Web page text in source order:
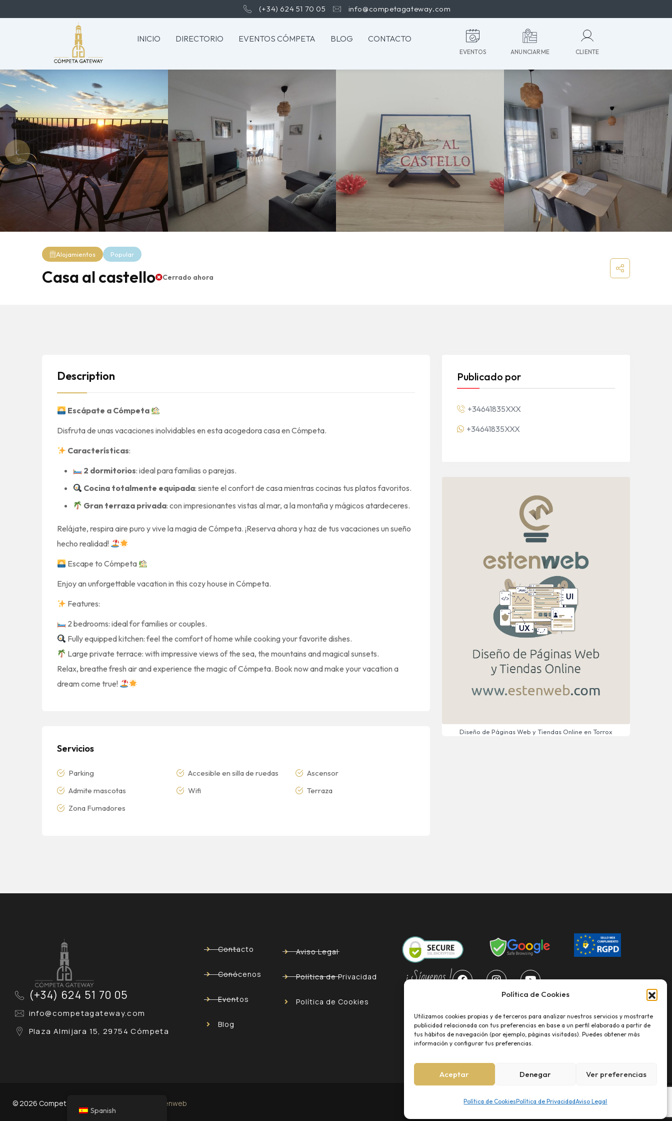
Política de Cookies
Utilizamos cookies propias y de terceros para analizar nuestros servicios y mostrarte
publicidad relacionada con tus preferencias en base a un perfil elaborado a partir de
tus hábitos de navegación (por ejemplo, páginas visitadas). Puedes obtener más
información y configurar tus preferencias.
Aceptar Denegar Ver preferencias
Política de CookiesPolítica de PrivacidadAviso Legal
(+34) 624 51 70 05 info@competagateway.com
INICIO DIRECTORIO EVENTOS CÓMPETA BLOG CONTACTO
EVENTOS ANUNCIARME CLIENTE
Alojamientos Popular
Casa al castello Cerrado ahora
Description
Escápate a Cómpeta
Disfruta de unas vacaciones inolvidables en esta acogedora casa en Cómpeta.
Características:
2 dormitorios: ideal para familias o parejas.
Cocina totalmente equipada: siente el confort de casa mientras cocinas tus platos favoritos.
Gran terraza privada: con impresionantes vistas al mar, a la montaña y mágicos atardeceres.
Relájate, respira aire puro y vive la magia de Cómpeta. ¡Reserva ahora y haz de tus vacaciones un sueño
hecho realidad!
Escape to Cómpeta
Enjoy an unforgettable vacation in this cozy house in Cómpeta.
Features:
2 bedrooms: ideal for families or couples.
Fully equipped kitchen: feel the comfort of home while cooking your favorite dishes.
Large private terrace: with impressive views of the sea, the mountains and magical sunsets.
Relax, breathe fresh air and experience the magic of Cómpeta. Book now and make your vacation a
dream come true!
Servicios
Parking Accesible en silla de ruedas
Ascensor
Admite mascotas
Wifi
Terraza
Zona Fumadores
Publicado por
+34641835XXX
+34641835XXX
Diseño de Páginas Web y Tiendas Online en Torrox
(+34) 624 51 70 05
info@competagateway.com
Plaza Almijara 15, 29754 Cómpeta
Contacto
Conócenos
Eventos
Blog
Aviso Legal
Política de Privacidad
Política de Cookies
¡ Síguenos !
© 2026 Competa Gateway estenweb
Spanish